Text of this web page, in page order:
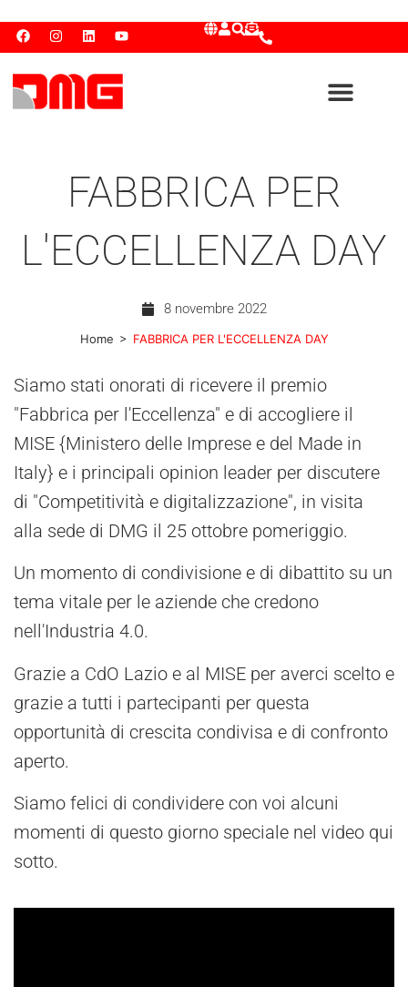
FABBRICA PER
L'ECCELLENZA DAY
8 novembre 2022
Home > FABBRICA PER L'ECCELLENZA DAY
Siamo stati onorati di ricevere il premio
"Fabbrica per l'Eccellenza" e di accogliere il
MISE {Ministero delle Imprese e del Made in
Italy} e i principali opinion leader per discutere
di "Competitività e digitalizzazione", in visita
alla sede di DMG il 25 ottobre pomeriggio.
Un momento di condivisione e di dibattito su un
tema vitale per le aziende che credono
nell'Industria 4.0.
Grazie a CdO Lazio e al MISE per averci scelto e
grazie a tutti i partecipanti per questa
opportunità di crescita condivisa e di confronto
aperto.
Siamo felici di condividere con voi alcuni
momenti di questo giorno speciale nel video qui
sotto.